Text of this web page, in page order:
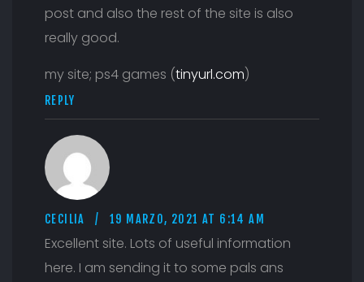
post and also the rest of the site is also
really good.
my site; ps4 games (tinyurl.com)
REPLY
CECILIA 19 MARZO, 2021 AT 6:14 AM
Excellent site. Lots of useful information
here. I am sending it to some pals ans